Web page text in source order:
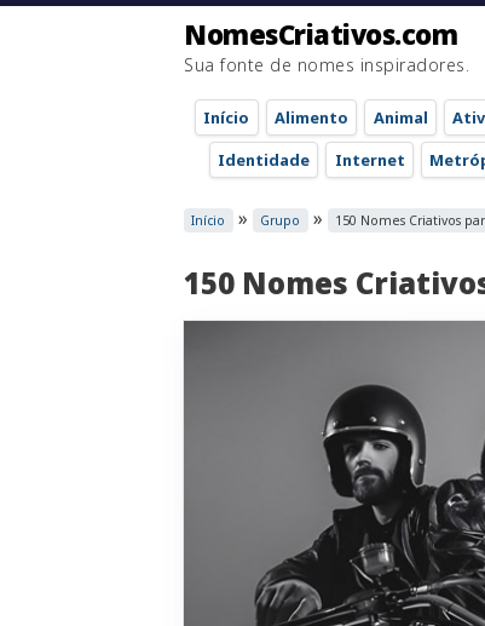
NomesCriativos.com
Sua fonte de nomes inspiradores.
Início Alimento Animal
Identidade
Internet
Início » Grupo » 150 Nomes Criativos
150 Nomes